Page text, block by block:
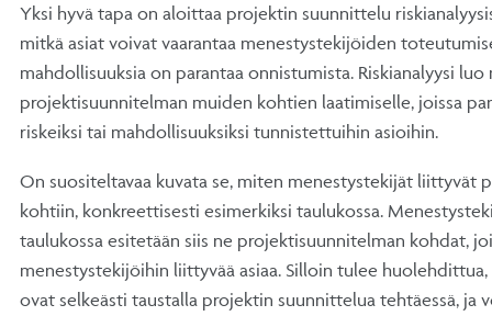
Yksi hyvä tapa on aloittaa projektin suunnittelu
mitkä asiat voivat vaarantaa menestystekijöiden
mahdollisuuksia on parantaa onnistumista. Riskianalyysi
projektisuunnitelman muiden kohtien laatimiselle, joissa
riskeiksi tai mahdollisuuksiksi tunnistettuihin asioihin.
On suositeltavaa kuvata se, miten menestystekijät liittyvät
kohtiin, konkreettisesti esimerkiksi taulukossa.
taulukossa esitetään siis ne projektisuunnitelman kohdat,
menestystekijöihin liittyvää asiaa. Silloin tulee
ovat selkeästi taustalla projektin suunnittelua tehtäessä, ja